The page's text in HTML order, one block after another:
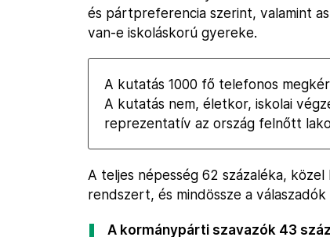
és pártpreferencia szerint, valamint
van-e iskoláskorú gyereke.
A kutatás 1000 fő telefonos
A kutatás nem, életkor, iskolai
reprezentatív az ország felnőtt
A teljes népesség 62 százaléka,
rendszert, és mindössze a
A kormánypárti szavazók 43